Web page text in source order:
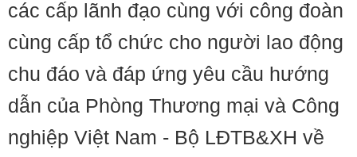
các cấp lãnh đạo cùng với công đoàn
cùng cấp tổ chức cho người lao động
chu đáo và đáp ứng yêu cầu hướng
dẫn của Phòng Thương mại và Công
nghiệp Việt Nam - Bộ LĐTB&XH về